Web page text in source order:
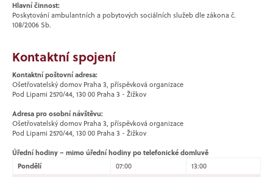
Hlavní činnost:
Poskytování ambulantních a pobytových sociálních služeb dle zákona č.
108/2006 Sb.
Kontaktní spojení
Kontaktní poštovní adresa:
Ošetřovatelský domov Praha 3, příspěvková organizace
Pod Lipami 2570/44, 130 00 Praha 3 - Žižkov
Adresa pro osobní návštěvu:
Ošetřovatelský domov Praha 3, příspěvková organizace
Pod Lipami 2570/44, 130 00 Praha 3 - Žižkov
Úřední hodiny – mimo úřední hodiny po telefonické domluvě
Pondělí
07:00
13:00